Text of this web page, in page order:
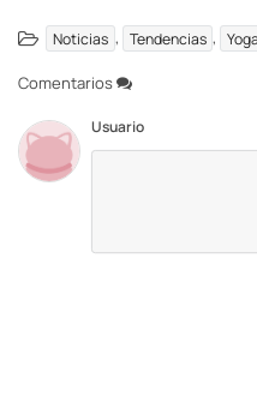
Noticias , Tendencias , Yoga
Comentarios
Usuario